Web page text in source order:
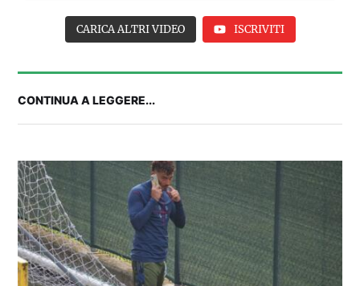
Balliana: “Firmare con la Bora è come andare al
Real Madrid. Ora obiettivo Lunigiana”
CARICA ALTRI VIDEO ISCRIVITI
CONTINUA A LEGGERE...